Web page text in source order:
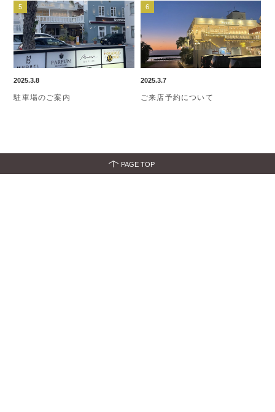
2025.3.8
駐車場のご案内
2025.3.7
ご来店予約について
PAGE TOP